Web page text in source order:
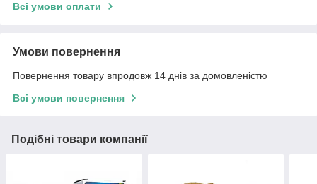
Всі умови оплати
Умови повернення
Повернення товару впродовж 14 днів за домовленістю
Всі умови повернення
Подібні товари компанії